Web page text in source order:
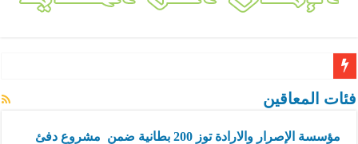
لينا المفلحي.. قصة نجاح مشروع “فكتوريا بوتيك” لتصميم وهندسة
فئات المعاقين
مؤسسة الإصرار والارادة توز 200 بطانية ضمن مشروع دفئ